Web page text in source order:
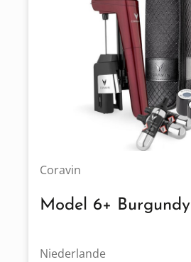
Coravin
Model 6+ Burgundy
Niederlande